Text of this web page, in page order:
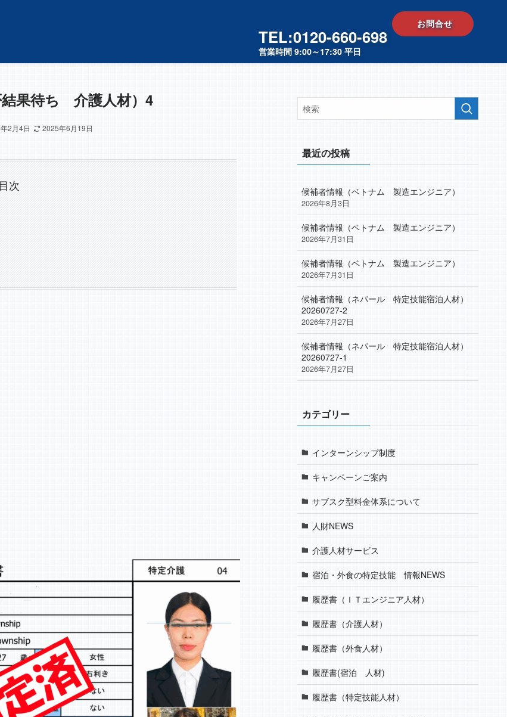
TEL:0120-660-698
営業時間 9:00～17:30 平日
お問合せ
果待ち 介護人材）4
2月4日 2025年6月19日
目次
最近の投稿
候補者情報（ベトナム 製造エンジニア）
2026年8月3日
候補者情報（ベトナム 製造エンジニア）
2026年7月31日
候補者情報（ベトナム 製造エンジニア）
2026年7月31日
候補者情報（ネパール 特定技能宿泊人材）
20260727-2
2026年7月27日
候補者情報（ネパール 特定技能宿泊人材）
20260727-1
2026年7月27日
カテゴリー
インターンシップ制度
キャンペーンご案内
サブスク型料金体系について
人財NEWS
介護人材サービス
宿泊・外食の特定技能 情報NEWS
履歴書（ＩＴエンジニア人材）
履歴書（介護人材）
履歴書（外食人材）
履歴書(宿泊 人材)
履歴書（特定技能人材）